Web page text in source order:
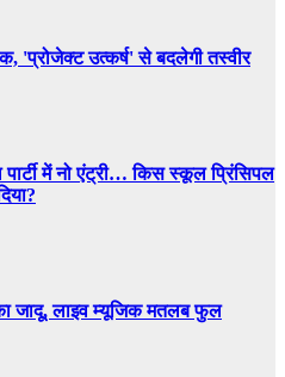
'प्रोजेक्ट उत्कर्ष' से बदलेगी तस्वीर
में नो एंट्री… किस स्‍कूल प्र‍िंसिपल
जादू, लाइव म्यूजिक मतलब फुल